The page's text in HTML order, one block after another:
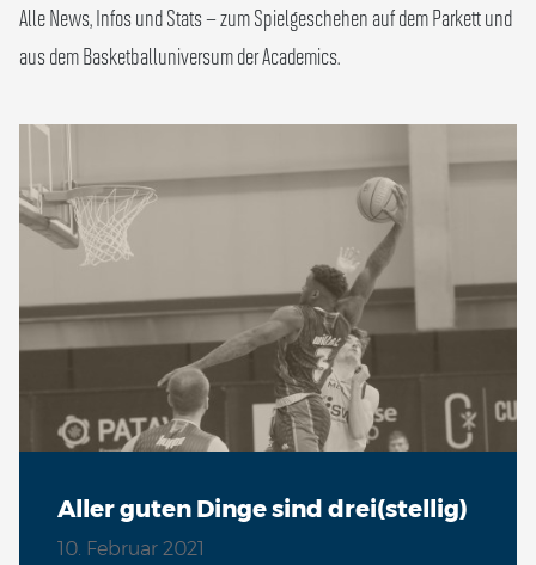
Alle News, Infos und Stats – zum Spielgeschehen auf dem Parkett und
aus dem Basketballuniversum der Academics.
Aller guten Dinge sind drei(stellig)
10. Februar 2021